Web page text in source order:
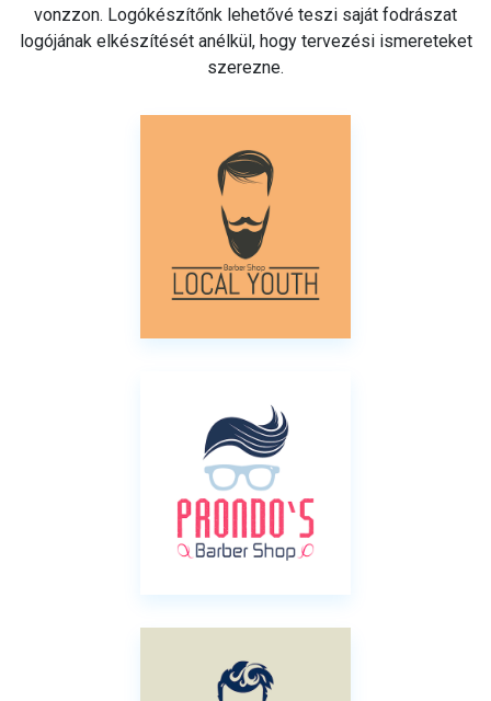
vonzzon. Logókészítőnk lehetővé teszi saját fodrászat
logójának elkészítését anélkül, hogy tervezési ismereteket
szerezne.